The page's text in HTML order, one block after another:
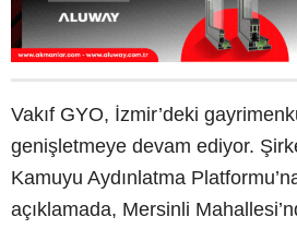
Vakıf GYO, İzmir’deki
genişletmeye devam ediyor.
Kamuyu Aydınlatma
açıklamada, Mersinli